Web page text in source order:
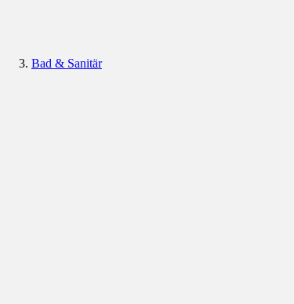
Bad & Sanitär